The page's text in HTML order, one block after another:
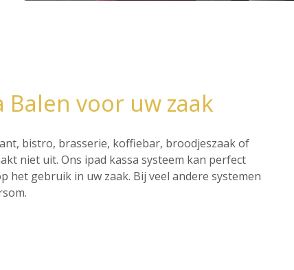
Balen voor uw zaak
bistro, brasserie, koffiebar, broodjeszaak of
niet uit. Ons ipad kassa systeem kan perfect
het gebruik in uw zaak. Bij veel andere systemen